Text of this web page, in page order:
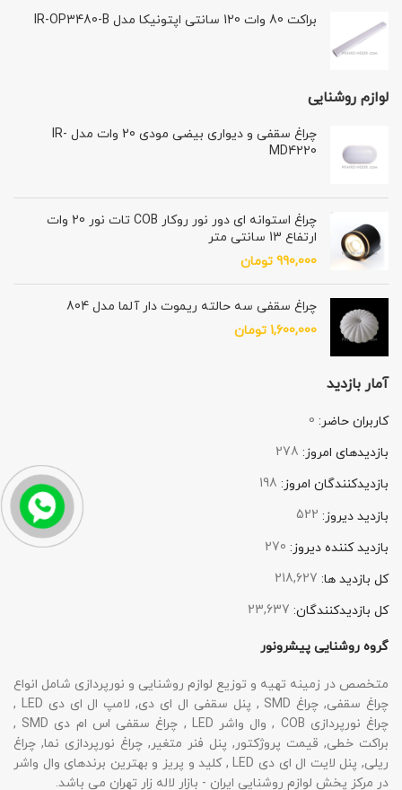
براکت 80 وات 120 سانتی اپتونیکا مدل IR-OP3480-B
لوازم روشنایی
چراغ سقفی و دیواری بیضی مودی 20 وات مدل IR-
MD4220
چراغ استوانه ای دور نور روکار COB تات نور 20 وات
ارتفاع 13 سانتی متر
990,000 تومان
چراغ سقفی سه حالته ریموت دار آلما مدل 804
1,600,000 تومان
آمار بازدید
کاربران حاضر: 0
بازدیدهای امروز: 278
بازدیدکنندگان امروز: 198
بازدید دیروز: 522
بازدید کننده دیروز: 270
کل بازدید ها: 218,627
کل بازدیدکنند‌گان: 23,637
گروه روشنایی پیشرونور
متخصص در زمینه تهیه و توزیع لوازم روشنایی و نورپردازی شامل انواع
چراغ سقفی, چراغ SMD , پنل سقفی ال ای دی, لامپ ال ای دی LED ,
چراغ نورپردازی COB , وال واشر LED , چراغ سقفی اس ام دی SMD ,
براکت خطی, قیمت پروژکتور, پنل فنر متغیر, چراغ نورپردازی نما, چراغ
ریلی, پنل لایت ال ای دی LED , کلید و پریز و بهترین برندهای وال واشر
در مرکز پخش لوازم روشنایی ایران - بازار لاله زار تهران می باشد.